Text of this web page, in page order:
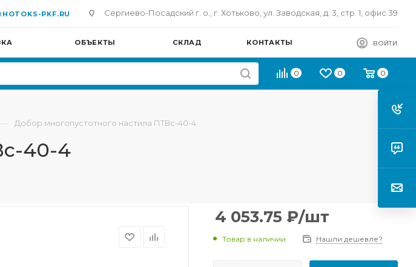
PKF.RU Сергиево-Посадский г. о., г. Хотьково, ул. Заводская, д. 3, стр. 1, офис 39
ОБЪЕКТЫ СКЛАД КОНТАКТЫ ВОЙТИ
0 0 0
— Добор многопустотного настила ПТВс-40-4
40-4
4 053.75 ₽/шт
Товар в наличии Нашли дешевле?